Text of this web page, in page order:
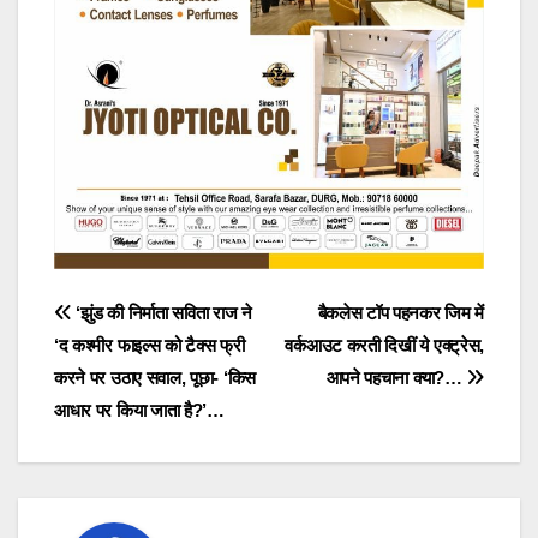
Post
navigation
बैकलेस टॉप पहनकर जिम में
वर्कआउट करती दिखीं ये एक्ट्रेस,
आपने पहचाना क्या?…
‘झुंड की निर्माता सविता राज ने
‘द कश्मीर फाइल्स को टैक्स फ्री
करने पर उठाए सवाल, पूछा- ‘किस
आधार पर किया जाता है?’…